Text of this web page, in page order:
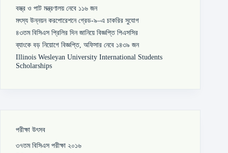
বস্ত্র ও পাট মন্ত্রণালয় নেবে ১১৬ জন
মৎস্য উন্নয়ন করপোরেশনে গ্রেড-৯–এ চাকরির সুযোগ
৪৩তম বিসিএস প্রিলির দিন জানিয়ে বিজ্ঞপ্তি পিএসসির
ব্যাংকে বড় নিয়োগে বিজ্ঞপ্তি, অফিসার নেবে ১৪৩৯ জন
Illinois Wesleyan University International Students
Scholarships
পরীক্ষা উৎসব
৩৭তম বিসিএস পরীক্ষা ২০১৬